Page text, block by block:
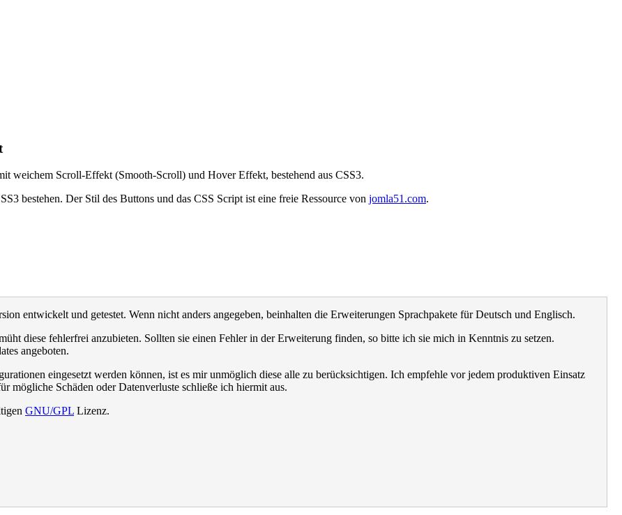
weichem Scroll-Effekt (Smooth-Scroll) und Hover Effekt, bestehend aus CSS3.
bestehen. Der Stil des Buttons und das CSS Script ist eine freie Ressource von jomla51.com.
entwickelt und getestet. Wenn nicht anders angegeben, beinhalten die Erweiterungen Sprachpakete für Deutsch und Englisch.
diese fehlerfrei anzubieten. Sollten sie einen Fehler in der Erweiterung finden, so bitte ich sie mich in Kenntnis zu setzen.
angeboten.
eingesetzt werden können, ist es mir unmöglich diese alle zu berücksichtigen. Ich empfehle vor jedem produktiven Einsatz
mögliche Schäden oder Datenverluste schließe ich hiermit aus.
GNU/GPL Lizenz.